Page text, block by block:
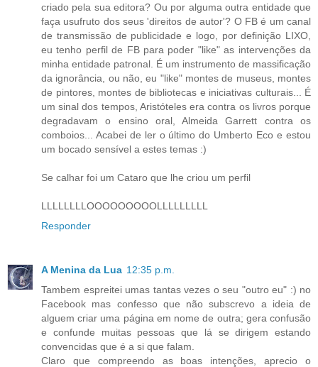
criado pela sua editora? Ou por alguma outra entidade que
faça usufruto dos seus 'direitos de autor'? O FB é um canal
de transmissão de publicidade e logo, por definição LIXO,
eu tenho perfil de FB para poder "like" as intervenções da
minha entidade patronal. É um instrumento de massificação
da ignorância, ou não, eu "like" montes de museus, montes
de pintores, montes de bibliotecas e iniciativas culturais... É
um sinal dos tempos, Aristóteles era contra os livros porque
degradavam o ensino oral, Almeida Garrett contra os
comboios... Acabei de ler o último do Umberto Eco e estou
um bocado sensível a estes temas :)
Se calhar foi um Cataro que lhe criou um perfil
LLLLLLLLOOOOOOOOOLLLLLLLLL
Responder
A Menina da Lua 12:35 p.m.
Tambem espreitei umas tantas vezes o seu "outro eu" :) no
Facebook mas confesso que não subscrevo a ideia de
alguem criar uma página em nome de outra; gera confusão
e confunde muitas pessoas que lá se dirigem estando
convencidas que é a si que falam.
Claro que compreendo as boas intenções, aprecio o